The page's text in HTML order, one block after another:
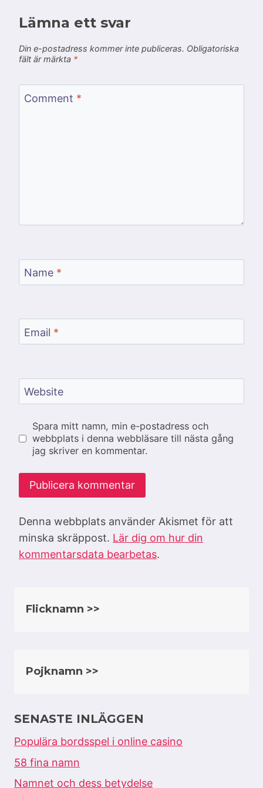
Lämna ett svar
Din e-postadress kommer inte publiceras. Obligatoriska
fält är märkta *
Comment *
Name *
Email *
Website
Spara mitt namn, min e-postadress och
webbplats i denna webbläsare till nästa gång
jag skriver en kommentar.
Denna webbplats använder Akismet för att
minska skräppost. Lär dig om hur din
kommentarsdata bearbetas.
Flicknamn >>
Pojknamn >>
SENASTE INLÄGGEN
Populära bordsspel i online casino
58 fina namn
Namnet och dess betydelse